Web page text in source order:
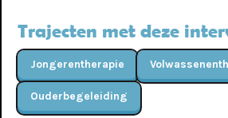
Op zoek naar begeleiding voor jouw
Trajecten met deze
Jongerentherapie
Ouder­begeleiding